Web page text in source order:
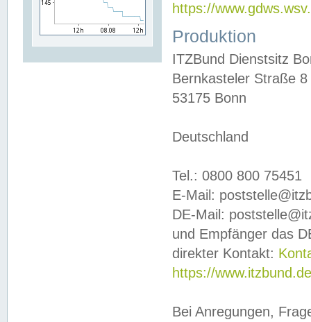
https://
Produktion
ITZBund Dienstsitz
Bernkasteler Straße 8
53175 Bonn
Deutschland
Tel.: 0800 800 75451
E-Mail:
DE-Mail:
und Empfänger das
direkter Kontakt:
https://
Bei Anregungen,